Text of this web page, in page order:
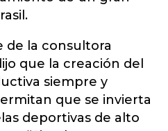
de la consultora
que la creación del
siempre y
que se invierta
deportivas de alto